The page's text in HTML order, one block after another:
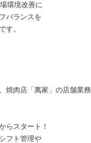
環境改善に
バランスを
す。
焼肉店「萬家」の店舗業務
らスタート！
フト管理や